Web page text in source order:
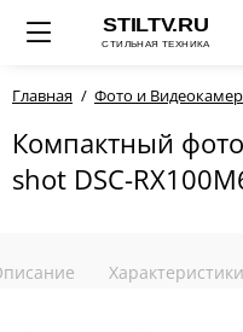
Главная Фото и
Компактный
shot DSC-
Характеристики